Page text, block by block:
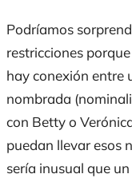
Podríamos
restricciones
hay conexión entre
nombrada
con Betty o
puedan llevar esos
sería inusual que